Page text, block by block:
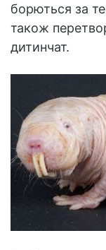
борються за
також
дитинчат.